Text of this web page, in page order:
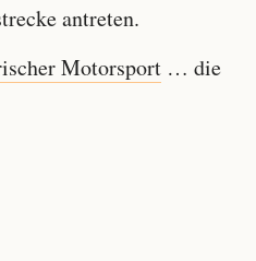
antreten.
Motorsport… die